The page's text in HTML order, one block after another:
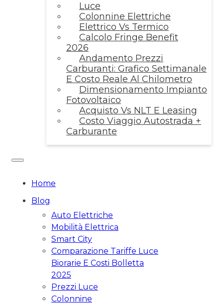
Luce
Colonnine Elettriche
Elettrico Vs Termico
Calcolo Fringe Benefit
2026
Andamento Prezzi
Carburanti: Grafico Settimanale
E Costo Reale Al Chilometro
Dimensionamento Impianto
Fotovoltaico
Acquisto Vs NLT E Leasing
Costo Viaggio Autostrada +
Carburante
Home
Blog
Auto Elettriche
Mobilità Elettrica
Smart City
Comparazione Tariffe Luce
Biorarie E Costi Bolletta
2025
Prezzi Luce
Colonnine